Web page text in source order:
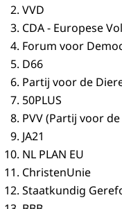
VVD
CDA - Europese
Forum voor
D66
Partij voor de
50PLUS
PVV (Partij voor
JA21
NL PLAN EU
ChristenUnie
Staatkundig